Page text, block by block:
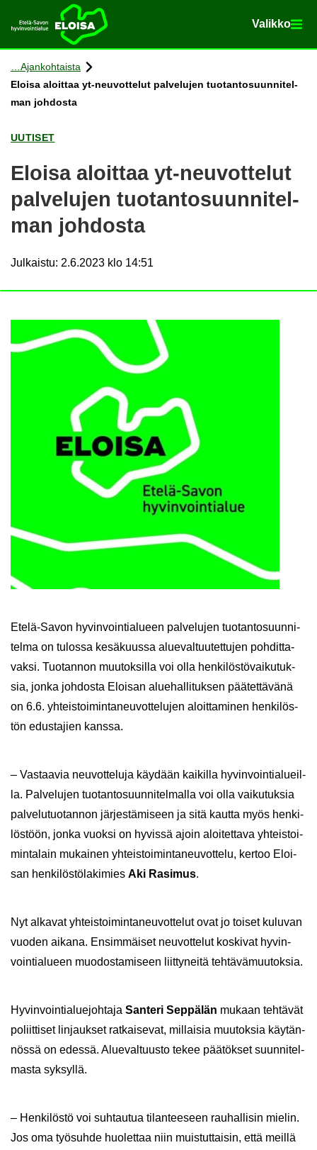
Etusi­vu Va­lik­ko
Va­lik­ko
Siir­ry si­säl­töön
Ajan­koh­tais­ta
Eloi­sa aloit­taa yt-​neuvottelut pal­ve­lu­jen tuo­tan­to­suun­ni­tel­
man joh­dos­ta
UU­TI­SET
Eloi­sa aloit­taa yt-​neuvottelut
pal­ve­lu­jen tuo­tan­to­suun­ni­tel­
man joh­dos­ta
Julkaistu: 2.6.2023 klo 14:51
Etelä-​Savon hy­vin­voin­tia­lu­een pal­ve­lu­jen tuo­tan­to­suun­ni­
tel­ma on tu­los­sa ke­sä­kuus­sa alue­val­tuu­tet­tu­jen poh­dit­ta­
vak­si. Tuo­tan­non muu­tok­sil­la voi olla hen­ki­lös­tö­vai­ku­tuk­
sia, jonka joh­dos­ta Eloi­san alue­hal­li­tuk­sen pää­tet­tä­vä­nä
on 6.6. yh­teis­toi­min­ta­neu­vot­te­lu­jen aloit­ta­mi­nen hen­ki­lös­
tön edus­ta­jien kans­sa.
– Vas­taa­via neu­vot­te­lu­ja käy­dään kai­kil­la hy­vin­voin­tia­lueil­
la. Pal­ve­lu­jen tuo­tan­to­suun­ni­tel­mal­la voi olla vai­ku­tuk­sia
pal­ve­lu­tuo­tan­non jär­jes­tä­mi­seen ja sitä kaut­ta myös hen­ki­
lös­töön, jonka vuok­si on hy­vis­sä ajoin aloi­tet­ta­va yh­teis­toi­
min­ta­lain mu­kai­nen yh­teis­toi­min­ta­neu­vot­te­lu, ker­too Eloi­
san hen­ki­lös­tö­la­ki­mies Aki Ra­si­mus.
Nyt al­ka­vat yh­teis­toi­min­ta­neu­vot­te­lut ovat jo toi­set ku­lu­van
vuo­den ai­ka­na. En­sim­mäi­set neu­vot­te­lut kos­ki­vat hy­vin­
voin­tia­lu­een muo­dos­ta­mi­seen liit­ty­nei­tä teh­tä­vä­muu­tok­sia.
Hy­vin­voin­tia­lue­joh­ta­ja San­te­ri Sep­pä­län mu­kaan teh­tä­vät
po­liit­ti­set lin­jauk­set rat­kai­se­vat, mil­lai­sia muu­tok­sia käy­tän­
nös­sä on edes­sä. Alue­val­tuus­to tekee pää­tök­set suun­ni­tel­
mas­ta syk­syl­lä.
– Hen­ki­lös­tö voi suh­tau­tua ti­lan­tee­seen rau­hal­li­sin mie­lin.
Jos oma työ­suh­de huo­let­taa niin muis­tut­tai­sin, että meil­lä